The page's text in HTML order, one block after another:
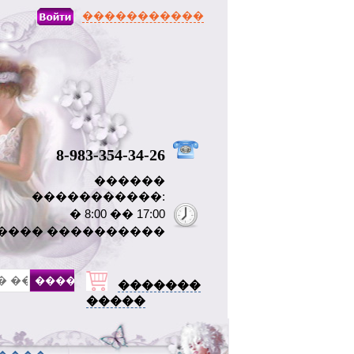
�����������
8-983-354-34-26
������
�����������:
� 8:00 �� 17:00
����������
�������
�����